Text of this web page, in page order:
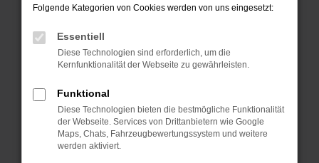
Vorführwagen. Wir finden, dass für deine
Mobilität in Frankfurt am Main kaum eine
geeigneter Alternative existiert. Ford
Vorführwagen sind fast noch Neuwagen.
Bedenke bitte, dass die Fahrzeuge in
aller Regel dem Zweck dienten,
Neuwagen zu verkaufen und deren
Folgende Kategorien von Cookies werden von uns eingesetzt:
Essentiell
Diese Technologien sind erforderlich, um die
Kernfunktionalität der Webseite zu gewährleisten.
Funktional
Diese Technologien bieten die bestmögliche Funktionalität
der Webseite. Services von Drittanbietern wie Google
Maps, Chats, Fahrzeugbewertungssystem und weitere
werden aktiviert.